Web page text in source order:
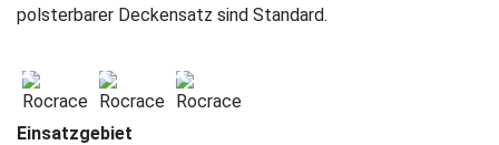
polsterbarer Deckensatz sind Standard.
Rocrace Rocrace Rocrace
Einsatzgebiet